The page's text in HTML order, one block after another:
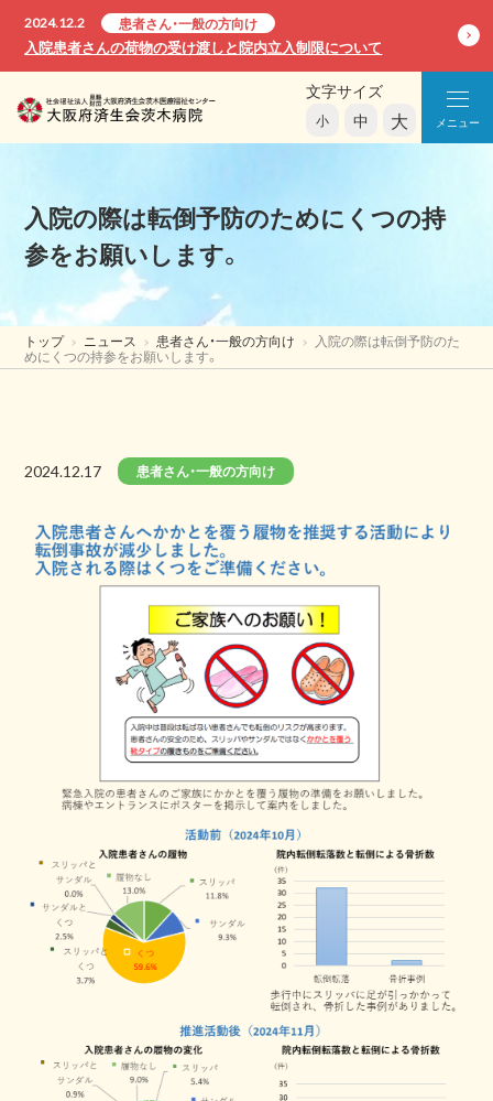
2024.12.2 患者さん・一般の方向け
入院患者さんの荷物の受け渡しと院内立入制限について
文字サイズ
小 中 大 メニュー
入院の際は転倒予防のためにくつの持
参をお願いします。
トップ ニュース 患者さん・一般の方向け 入院の際は転倒予防のた
めにくつの持参をお願いします。
2024.12.17 患者さん・一般の方向け